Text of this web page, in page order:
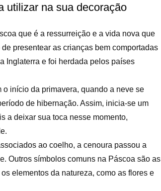
utilizar na sua decoração
que é a ressurreição e a vida nova que
presentear as crianças bem comportadas
Inglaterra e foi herdada pelos países
início da primavera, quando a neve se
de hibernação. Assim, inicia-se um
a deixar sua toca nesse momento,
ao coelho, a cenoura passou a
Outros símbolos comuns na Páscoa são as
elementos da natureza, como as flores e